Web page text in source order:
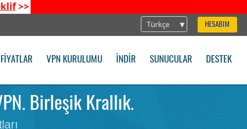
>>
Türkçe HESABIM
FIYATLAR VPN KURULUMU İNDIR SUNUCULAR DESTEK
Birleşik Krallık.